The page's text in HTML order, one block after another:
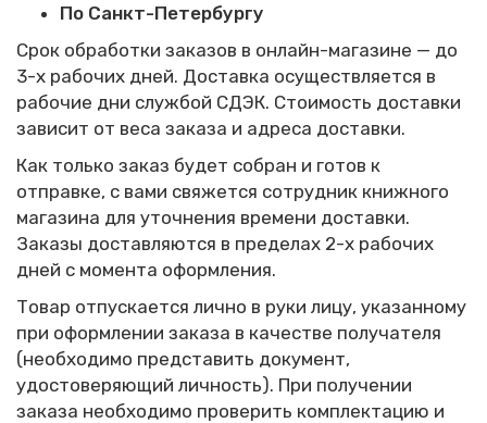
По Санкт-Петербургу
Срок обработки заказов в онлайн-магазине — до
3-х рабочих дней. Доставка осуществляется в
рабочие дни службой СДЭК. Стоимость доставки
зависит от веса заказа и адреса доставки.
Как только заказ будет собран и готов к
отправке, с вами свяжется сотрудник книжного
магазина для уточнения времени доставки.
Заказы доставляются в пределах 2-х рабочих
дней с момента оформления.
Товар отпускается лично в руки лицу, указанному
при оформлении заказа в качестве получателя
(необходимо представить документ,
удостоверяющий личность). При получении
заказа необходимо проверить комплектацию и